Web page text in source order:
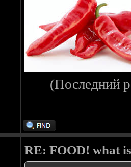
(Последний
RE: FOOD! what